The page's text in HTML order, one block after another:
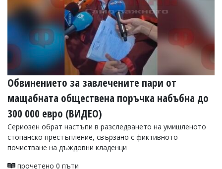
Обвинението за завлечените пари от
мащабната обществена поръчка набъбна до
300 000 евро (ВИДЕО)
Сериозен обрат настъпи в разследването на умишленото
стопанско престъпление, свързано с фиктивното
почистване на дъждовни кладенци
прочетено 0 пъти